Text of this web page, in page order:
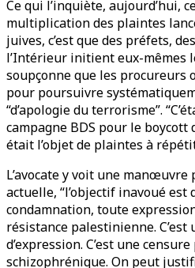
Ce qui l’inquiète, aujourd’hui,
multiplication des plaintes
juives, c’est que des préfets,
l’Intérieur initient eux-mêmes
soupçonne que les procureurs
pour poursuivre
“d’apologie du terrorisme”.
campagne BDS pour le
était l’objet de plaintes à
L’avocate y voit une
actuelle, “l’objectif inavoué est
condamnation, toute
résistance palestinienne.
d’expression. C’est une
schizophrénique. On peut